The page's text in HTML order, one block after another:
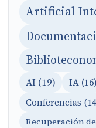
Artificial
AI (19) IA (16)
Conferencias
Recuperación